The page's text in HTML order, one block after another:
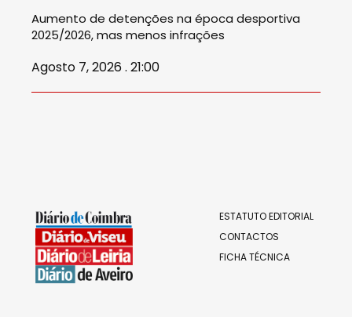
Aumento de detenções na época desportiva
2025/2026, mas menos infrações
Agosto 7, 2026 . 21:00
ESTATUTO EDITORIAL
CONTACTOS
FICHA TÉCNICA